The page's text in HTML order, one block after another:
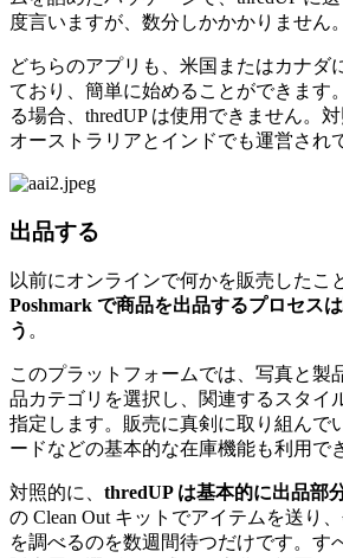
度言いますが、数分しかかかりません。
どちらのアプリも、米国またはカナダ
ており、簡単に始めることができます
る場合、thredUP は使用できません。
オーストラリアとインドでも運営され
出品する
以前にオンラインで何かを販売したこ
Poshmark で商品を出品するプロセス
う 。
このプラットフォームでは、写真と製
品カテゴリを選択し、関連するスタイ
指定します。販売に真剣に取り組んで
ードなどの基本的な在庫機能も利用で
対照的に、 thredUP は基本的に出品部
の Clean Out キットでアイテムを送り
を調べるのを数週間待つだけです。す